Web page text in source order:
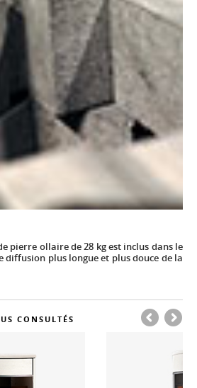
pierre ollaire de 28 kg est inclus dans le
diffusion plus longue et plus douce de la
CONSULTÉS